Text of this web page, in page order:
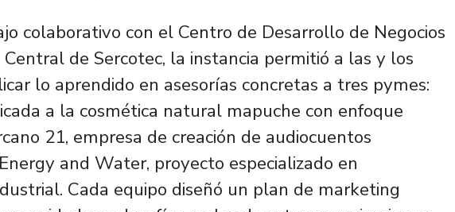
colaborativo con el Centro de Desarrollo de Negocios
Central de Sercotec, la instancia permitió a las y los
lo aprendido en asesorías concretas a tres pymes:
a la cosmética natural mapuche con enfoque
21, empresa de creación de audiocuentos
and Water, proyecto especializado en
Cada equipo diseñó un plan de marketing